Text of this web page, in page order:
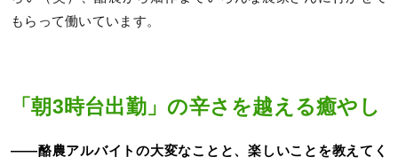
もらって働いています。
「朝3時台出勤」の辛さを越える癒やし
――酪農アルバイトの大変なことと、楽しいことを教えてく